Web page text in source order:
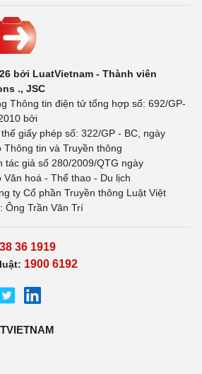
bởi LuatVietnam - Thành viên
., JSC
Thông tin điện tử tổng hợp số: 692/GP-
bởi
giấy phép số: 322/GP - BC, ngày
tin và Truyền thông
tác giả số 280/2009/QTG ngày
hoá - Thể thao - Du lịch
ty Cổ phần Truyền thông Luật Việt
Ông Trần Văn Trí
36 1919
1900 6192